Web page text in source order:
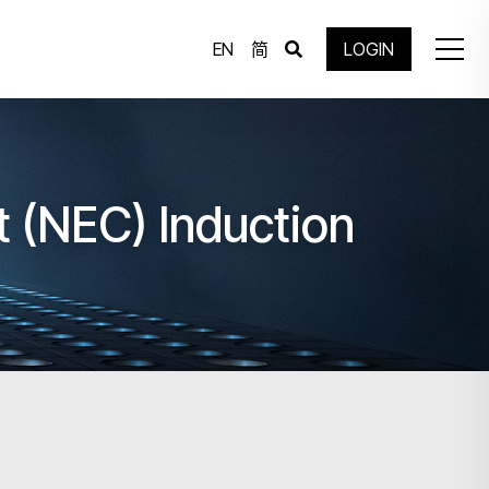
EN 简 LOGIN
(NEC) Induction